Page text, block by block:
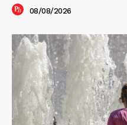
08/08/2026